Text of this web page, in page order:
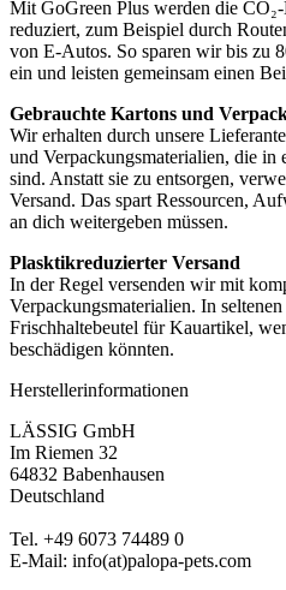
Mit GoGreen Plus werden die
reduziert, zum Beispiel durch
von E-Autos. So sparen wir bis zu
ein und leisten gemeinsam einen
Gebrauchte Kartons und
Wir erhalten durch unsere
und Verpackungsmaterialien, die in
sind. Anstatt sie zu entsorgen,
Versand. Das spart Ressourcen,
an dich weitergeben müssen.
Plasktikreduzierter Versand
In der Regel versenden wir mit
Verpackungsmaterialien. In
Frischhaltebeutel für Kauartikel,
beschädigen könnten.
Herstellerinformationen
LÄSSIG GmbH
Im Riemen 32
64832 Babenhausen
Deutschland
Tel. +49 6073 74489 0
E-Mail: info(at)palopa-pets.com